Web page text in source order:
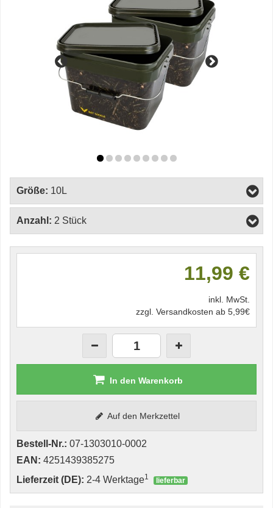
Größe: 10L
Anzahl: 2 Stück
11,99 €
inkl. MwSt.
zzgl. Versandkosten ab 5,99€
In den Warenkorb
Auf den Merkzettel
Bestell-Nr.: 07-1303010-0002
EAN: 4251439385275
Lieferzeit (DE): 2-4 Werktage1 lieferbar